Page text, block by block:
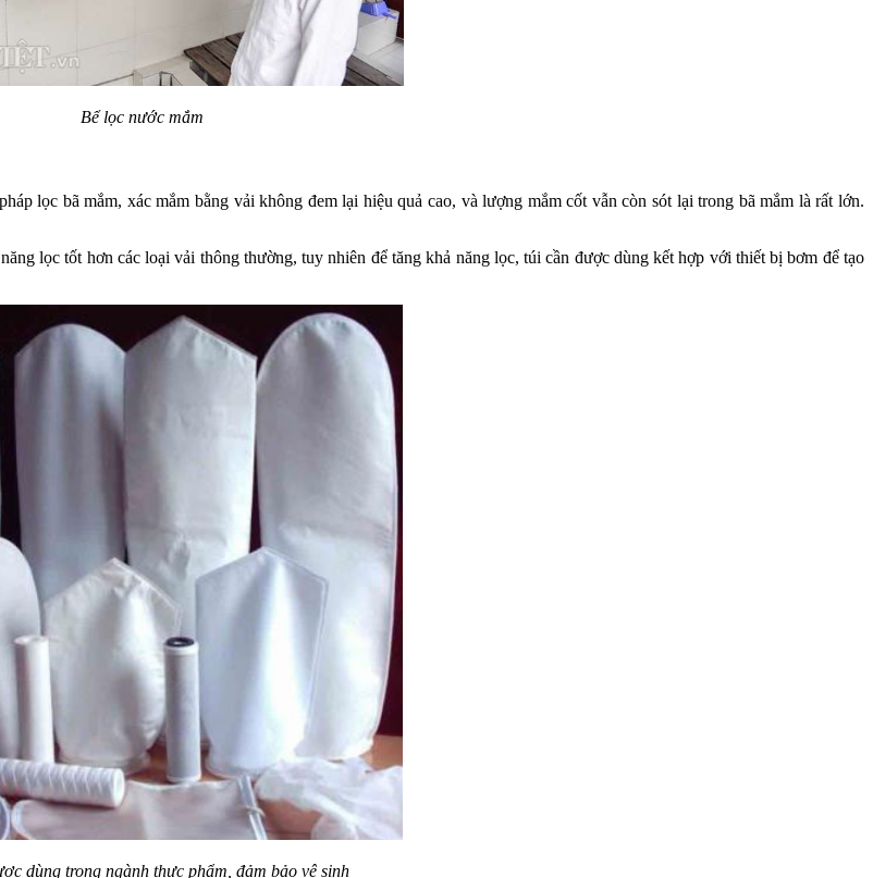
Bể lọc nước mắm
lọc bã mắm, xác mắm bằng vải không đem lại hiệu quả cao, và lượng mắm cốt vẫn còn sót lại trong bã mắm là rất lớn.
lọc tốt hơn các loại vải thông thường, tuy nhiên để tăng khả năng lọc, túi cần được dùng kết hợp với thiết bị bơm để tạo
dùng trong ngành thực phẩm, đảm bảo vệ sinh